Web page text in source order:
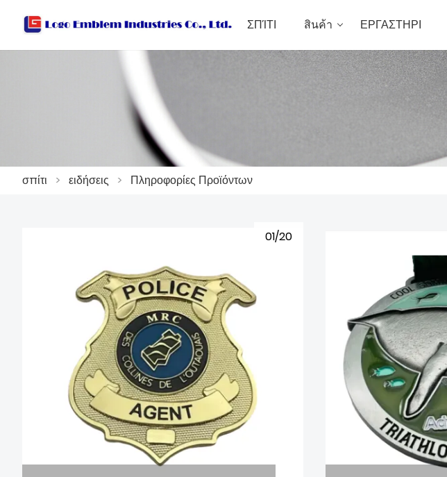
ΣΠΊΤΙ สินค้า ΕΡΓΑΣΤΗΡΙ
σπίτι > ειδήσεις > Πληροφορίες Προϊόντων
01/20